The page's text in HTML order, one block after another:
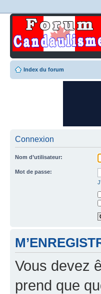
Index du forum
Connexion
Nom d’utilisateur:
Mot de passe:
Vous devez
prend que